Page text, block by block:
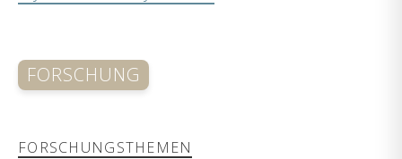
FORSCHUNG
FORSCHUNGSTHEMEN